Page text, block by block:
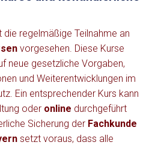
regelmäßige Teilnahme an
vorgesehen. Diese Kurse
neue gesetzliche Vorgaben,
und Weiterentwicklungen im
Ein entsprechender Kurs kann
oder online durchgeführt
Sicherung der Fachkunde
setzt voraus, dass alle